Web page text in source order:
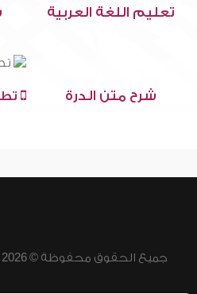
تعليم اللغة العربية
شرح متن الدرة
جميع الحقوق محفوظة © 2026 - 1998 لشبكة إسلام ويب